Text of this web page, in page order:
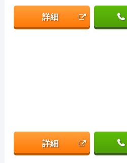
詳細
詳細